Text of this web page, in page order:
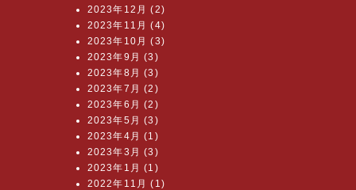
2023年12月 (2)
2023年11月 (4)
2023年10月 (3)
2023年9月 (3)
2023年8月 (3)
2023年7月 (2)
2023年6月 (2)
2023年5月 (3)
2023年4月 (1)
2023年3月 (3)
2023年1月 (1)
2022年11月 (1)